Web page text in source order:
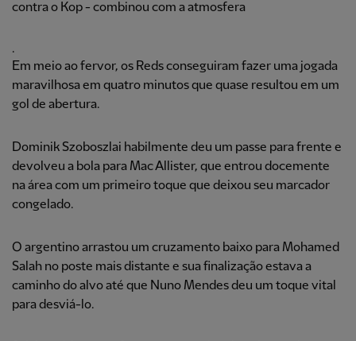
contra o Kop - combinou com a atmosfera
.
Em meio ao fervor, os Reds conseguiram fazer uma jogada
maravilhosa em quatro minutos que quase resultou em um
gol de abertura.
Dominik Szoboszlai habilmente deu um passe para frente e
devolveu a bola para Mac Allister, que entrou docemente
na área com um primeiro toque que deixou seu marcador
congelado.
O argentino arrastou um cruzamento baixo para Mohamed
Salah no poste mais distante e sua finalização estava a
caminho do alvo até que Nuno Mendes deu um toque vital
para desviá-lo.